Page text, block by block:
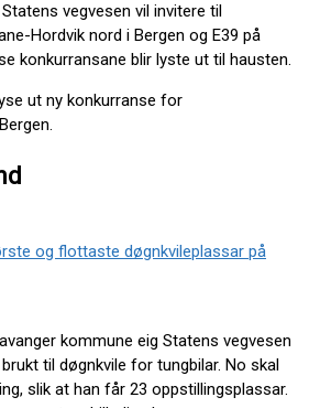
vegvesen vil invitere til
Hordvik nord i Bergen og E39 på
konkurransane blir lyste ut til hausten.
ut ny konkurranse for
og flottaste døgnkvileplassar på
kommune eig Statens vegvesen
til døgnkvile for tungbilar. No skal
slik at han får 23 oppstillingsplassar.